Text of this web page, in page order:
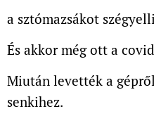
a sztómazsákot
És akkor még ott a
Miután levették a
senkihez.